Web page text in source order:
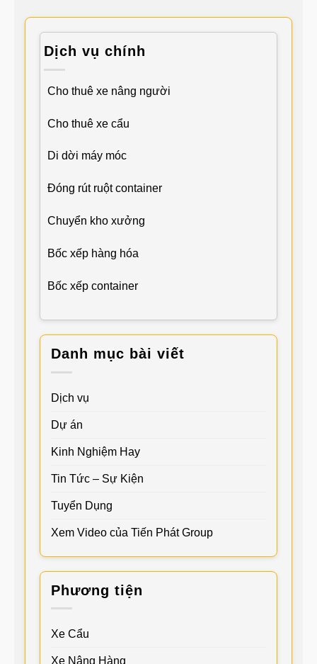
Dịch vụ chính
Cho thuê xe nâng người
Cho thuê xe cẩu
Di dời máy móc
Đóng rút ruột container
Chuyển kho xưởng
Bốc xếp hàng hóa
Bốc xếp container
Danh mục bài viết
Dịch vụ
Dự án
Kinh Nghiệm Hay
Tin Tức – Sự Kiện
Tuyển Dụng
Xem Video của Tiến Phát Group
Phương tiện
Xe Cẩu
Xe Nâng Hàng